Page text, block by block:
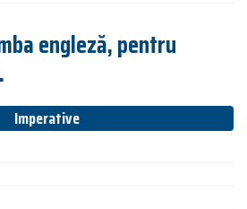
engleză, pentru
Imperative